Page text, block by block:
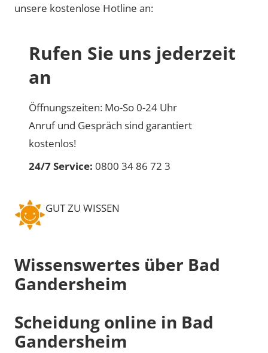
unsere kostenlose Hotline an:
Rufen Sie uns jederzeit
an
Öffnungszeiten: Mo-So 0-24 Uhr
Anruf und Gespräch sind garantiert
kostenlos!
24/7 Service: 0800 34 86 72 3
GUT ZU WISSEN
Wissenswertes über Bad
Gandersheim
Scheidung online in Bad
Gandersheim